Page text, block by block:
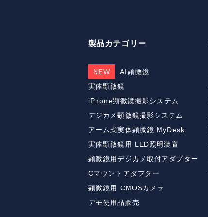
製品カテゴリー
NEW
AI顕微鏡
実体顕微鏡
iPhone顕微鏡撮影システム
デジカメ顕微鏡撮影システム
アーム式実体顕微鏡 MyDesk
実体顕微鏡用 LED照明装置
顕微鏡用デジカメ取付アダプター
Cマウントアダプター
顕微鏡用 CMOSカメラ
デモ使用品販売